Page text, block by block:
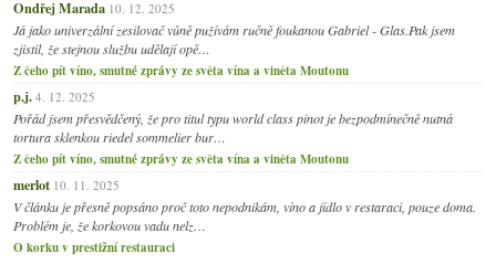
Ondřej Marada 10. 12. 2025
Já jako univerzální zesilovač vůně pužívám ručně foukanou Gabriel - Glas.Pak jsem
zjistil, že stejnou službu udělají opě…
Z čeho pít víno, smutné zprávy ze světa vína a viněta Moutonu
p.j. 4. 12. 2025
Pořád jsem přesvědčený, že pro titul typu world class pinot je bezpodmínečně nutná
tortura sklenkou riedel sommelier bur…
Z čeho pít víno, smutné zprávy ze světa vína a viněta Moutonu
merlot 10. 11. 2025
V článku je přesně popsáno proč toto nepodnikám, víno a jídlo v restaraci, pouze doma.
Problém je, že korkovou vadu nelz…
O korku v prestižní restauraci